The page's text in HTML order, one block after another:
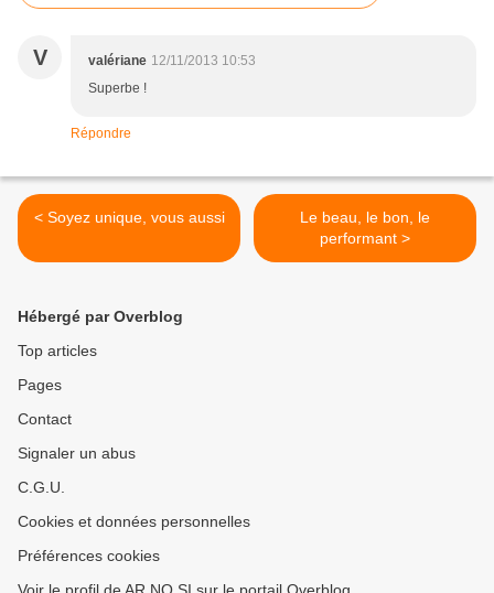
V valériane 12/11/2013 10:53
Superbe !
Répondre
< Soyez unique, vous aussi
Le beau, le bon, le
performant >
Hébergé par Overblog
Top articles
Pages
Contact
Signaler un abus
C.G.U.
Cookies et données personnelles
Préférences cookies